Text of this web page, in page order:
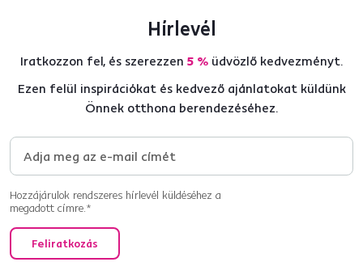
Hírlevél
Iratkozzon fel, és szerezzen 5 %üdvözlő kedvezményt.
Ezen felül inspirációkat és kedvező ajánlatokat küldünk
Önnek otthona berendezéséhez.
Hozzájárulok rendszeres hírlevél küldéséhez a
megadott címre.*
Feliratkozás